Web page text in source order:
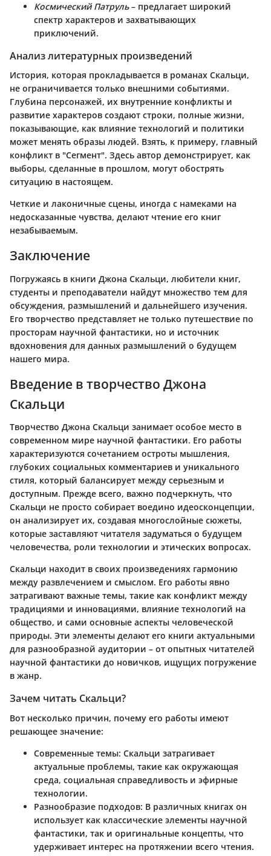
Космический Патруль– предлагает широкий
спектр характеров и захватывающих
приключений.
Анализ литературных произведений
История, которая прокладывается в романах Скальци,
не ограничивается только внешними событиями.
Глубина персонажей, их внутренние конфликты и
развитие характеров создают строки, полные жизни,
показывающие, как влияние технологий и политики
может менять образы людей. Взять, к примеру, главный
конфликт в "Сегмент". Здесь автор демонстрирует, как
выборы, сделанные в прошлом, могут обострять
ситуацию в настоящем.
Четкие и лаконичные сцены, иногда с намеками на
недосказанные чувства, делают чтение его книг
незабываемым.
Заключение
Погружаясь в книги Джона Скальци, любители книг,
студенты и преподаватели найдут множество тем для
обсуждения, размышлений и дальнейшего изучения.
Его творчество представляет не только путешествие по
просторам научной фантастики, но и источник
вдохновения для данных размышлений о будущем
нашего мира.
Введение в творчество Джона
Скальци
Творчество Джона Скальци занимает особое место в
современном мире научной фантастики. Его работы
характеризуются сочетанием остроты мышления,
глубоких социальных комментариев и уникального
стиля, который балансирует между серьезным и
доступным. Прежде всего, важно подчеркнуть, что
Скальци не просто собирает воедино идеосконцепции,
он анализирует их, создавая многослойные сюжеты,
которые заставляют читателя задуматься о будущем
человечества, роли технологии и этических вопросах.
Скальци находит в своих произведениях гармонию
между развлечением и смыслом. Его работы явно
затрагивают важные темы, такие как конфликт между
традициями и инновациями, влияние технологий на
общество, и сами основные аспекты человеческой
природы. Эти элементы делают его книги актуальными
для разнообразной аудитории – от опытных читателей
научной фантастики до новичков, ищущих погружение
в жанр.
Зачем читать Скальци?
Вот несколько причин, почему его работы имеют
решающее значение:
Современные темы: Скальци затрагивает
актуальные проблемы, такие как окружающая
среда, социальная справедливость и эфирные
технологии.
Разнообразие подходов: В различных книгах он
использует как классические элементы научной
фантастики, так и оригинальные концепты, что
удерживает интерес на протяжении всего чтения.